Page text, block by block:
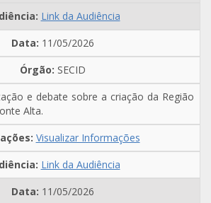
Link da Audiência
11/05/2026
SECID
e debate sobre a criação da Região
Alta.
Visualizar Informações
Link da Audiência
11/05/2026